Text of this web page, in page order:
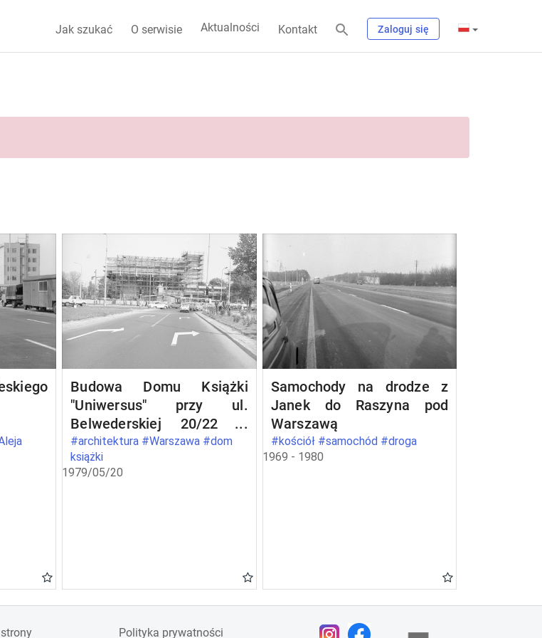
Jak szukać O serwisie Aktualności Kontakt Zaloguj się
Budowa Domu Książki
"Uniwersus" przy ul.
Belwederskiej 20/22 w
Warszawie
#architektura #Warszawa #dom
książki
1979/05/20
Samochody na drodze z
Janek do Raszyna pod
Warszawą
#kościół #samochód #droga
1969 - 1980
Polityka prywatności